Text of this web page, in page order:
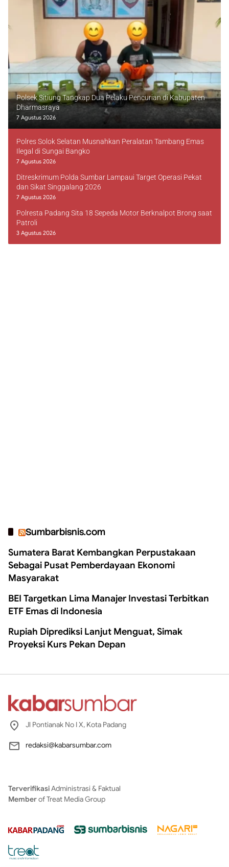
Polsek Sitiung Tangkap Dua Pelaku Pencurian di Kabupaten
Dharmasraya
7 Agustus 2026
Polres Solok Selatan Musnahkan Peralatan Tambang Emas
Ilegal di Sungai Bangko
7 Agustus 2026
Ditreskrimum Polda Sumbar Lampaui Target Operasi Pekat
dan Sikat Singgalang 2026
7 Agustus 2026
Polresta Padang Sita 18 Sepeda Motor Berknalpot Brong saat
Patroli
3 Agustus 2026
Sumbarbisnis.com
Sumatera Barat Kembangkan Perpustakaan
Sebagai Pusat Pemberdayaan Ekonomi
Masyarakat
BEI Targetkan Lima Manajer Investasi Terbitkan
ETF Emas di Indonesia
Rupiah Diprediksi Lanjut Menguat, Simak
Proyeksi Kurs Pekan Depan
Jl Pontianak No I X, Kota Padang
redaksi@kabarsumbar.com
TerverifikasiAdministrasi & Faktual
Memberof Treat Media Group